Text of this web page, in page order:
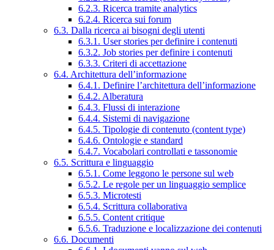
6.2.3. Ricerca tramite analytics
6.2.4. Ricerca sui forum
6.3. Dalla ricerca ai bisogni degli utenti
6.3.1. User stories per definire i contenuti
6.3.2. Job stories per definire i contenuti
6.3.3. Criteri di accettazione
6.4. Architettura dell’informazione
6.4.1. Definire l’architettura dell’informazione
6.4.2. Alberatura
6.4.3. Flussi di interazione
6.4.4. Sistemi di navigazione
6.4.5. Tipologie di contenuto (content type)
6.4.6. Ontologie e standard
6.4.7. Vocabolari controllati e tassonomie
6.5. Scrittura e linguaggio
6.5.1. Come leggono le persone sul web
6.5.2. Le regole per un linguaggio semplice
6.5.3. Microtesti
6.5.4. Scrittura collaborativa
6.5.5. Content critique
6.5.6. Traduzione e localizzazione dei contenuti
6.6. Documenti